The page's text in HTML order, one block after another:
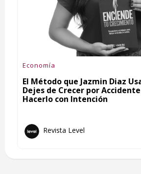
Economía
El Método que Jazmin Diaz
Dejes de Crecer por
Hacerlo con Intención
Revista Level